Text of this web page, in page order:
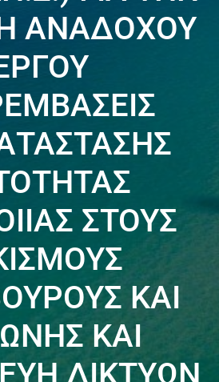
ΑΝΑΔΟΧΟΥ
ΣΤΟΥΣ
ΚΑΙ
ΚΑΙ
ΔΙΚΤΥΩΝ